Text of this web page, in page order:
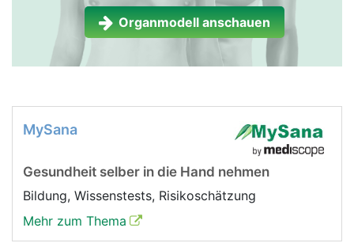
Organmodell anschauen
MySana
Gesundheit selber in die Hand nehmen
Bildung, Wissenstests, Risikoschätzung
Mehr zum Thema